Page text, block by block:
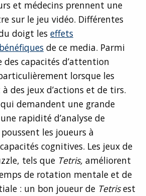
et médecins prennent une
sur le jeu vidéo. Différentes
doigt les effets
de ce media. Parmi
des capacités d’attention
lorsque les
des jeux d’actions et de tirs.
demandent une grande
rapidité d’analyse de
les joueurs à
cognitives. Les jeux de
tels que Tetris, améliorent
de rotation mentale et de
: un bon joueur de Tetrisest